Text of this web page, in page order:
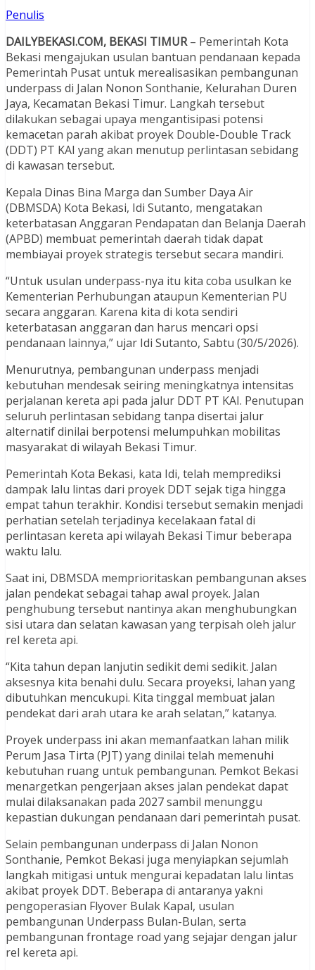
Penulis
DAILYBEKASI.COM, BEKASI TIMUR– Pemerintah Kota
Bekasi mengajukan usulan bantuan pendanaan kepada
Pemerintah Pusat untuk merealisasikan pembangunan
underpass di Jalan Nonon Sonthanie, Kelurahan Duren
Jaya, Kecamatan Bekasi Timur. Langkah tersebut
dilakukan sebagai upaya mengantisipasi potensi
kemacetan parah akibat proyek Double-Double Track
(DDT) PT KAI yang akan menutup perlintasan sebidang
di kawasan tersebut.
Kepala Dinas Bina Marga dan Sumber Daya Air
(DBMSDA) Kota Bekasi, Idi Sutanto, mengatakan
keterbatasan Anggaran Pendapatan dan Belanja Daerah
(APBD) membuat pemerintah daerah tidak dapat
membiayai proyek strategis tersebut secara mandiri.
“Untuk usulan underpass-nya itu kita coba usulkan ke
Kementerian Perhubungan ataupun Kementerian PU
secara anggaran. Karena kita di kota sendiri
keterbatasan anggaran dan harus mencari opsi
pendanaan lainnya,” ujar Idi Sutanto, Sabtu (30/5/2026).
Menurutnya, pembangunan underpass menjadi
kebutuhan mendesak seiring meningkatnya intensitas
perjalanan kereta api pada jalur DDT PT KAI. Penutupan
seluruh perlintasan sebidang tanpa disertai jalur
alternatif dinilai berpotensi melumpuhkan mobilitas
masyarakat di wilayah Bekasi Timur.
Pemerintah Kota Bekasi, kata Idi, telah memprediksi
dampak lalu lintas dari proyek DDT sejak tiga hingga
empat tahun terakhir. Kondisi tersebut semakin menjadi
perhatian setelah terjadinya kecelakaan fatal di
perlintasan kereta api wilayah Bekasi Timur beberapa
waktu lalu.
Saat ini, DBMSDA memprioritaskan pembangunan akses
jalan pendekat sebagai tahap awal proyek. Jalan
penghubung tersebut nantinya akan menghubungkan
sisi utara dan selatan kawasan yang terpisah oleh jalur
rel kereta api.
“Kita tahun depan lanjutin sedikit demi sedikit. Jalan
aksesnya kita benahi dulu. Secara proyeksi, lahan yang
dibutuhkan mencukupi. Kita tinggal membuat jalan
pendekat dari arah utara ke arah selatan,” katanya.
Proyek underpass ini akan memanfaatkan lahan milik
Perum Jasa Tirta (PJT) yang dinilai telah memenuhi
kebutuhan ruang untuk pembangunan. Pemkot Bekasi
menargetkan pengerjaan akses jalan pendekat dapat
mulai dilaksanakan pada 2027 sambil menunggu
kepastian dukungan pendanaan dari pemerintah pusat.
Selain pembangunan underpass di Jalan Nonon
Sonthanie, Pemkot Bekasi juga menyiapkan sejumlah
langkah mitigasi untuk mengurai kepadatan lalu lintas
akibat proyek DDT. Beberapa di antaranya yakni
pengoperasian Flyover Bulak Kapal, usulan
pembangunan Underpass Bulan-Bulan, serta
pembangunan frontage road yang sejajar dengan jalur
rel kereta api.